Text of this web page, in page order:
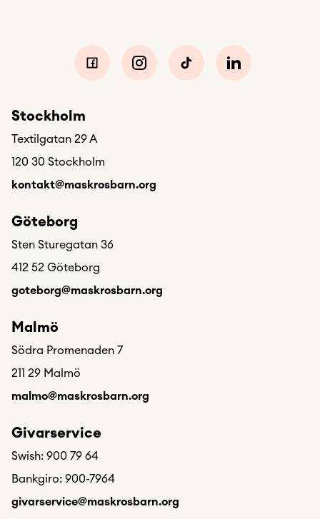
Stockholm
Textilgatan 29 A
120 30 Stockholm
kontakt@maskrosbarn.org
Göteborg
Sten Sturegatan 36
412 52 Göteborg
goteborg@maskrosbarn.org
Malmö
Södra Promenaden 7
211 29 Malmö
malmo@maskrosbarn.org
Givarservice
Swish: 900 79 64
Bankgiro: 900-7964
givarservice@maskrosbarn.org